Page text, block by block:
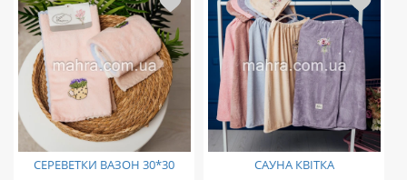
СЕРЕВЕТКИ ВАЗОН 30*30 САУНА КВІТКА